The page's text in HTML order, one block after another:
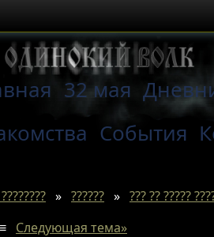
32 мая
События
» ?????? » ??? ?? ?????
≡ Следующая тема»